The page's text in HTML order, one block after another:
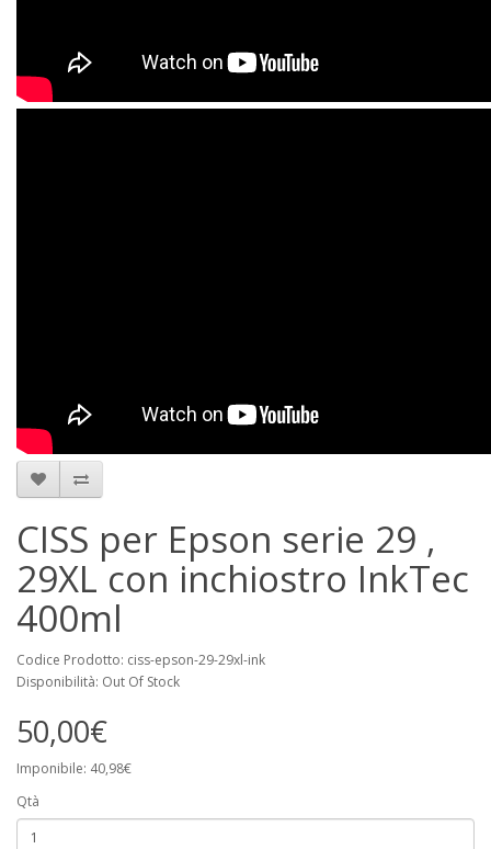
CISS per Epson serie 29 ,
29XL con inchiostro InkTec
400ml
Codice Prodotto: ciss-epson-29-29xl-ink
Disponibilità: Out Of Stock
50,00€
Imponibile: 40,98€
Qtà